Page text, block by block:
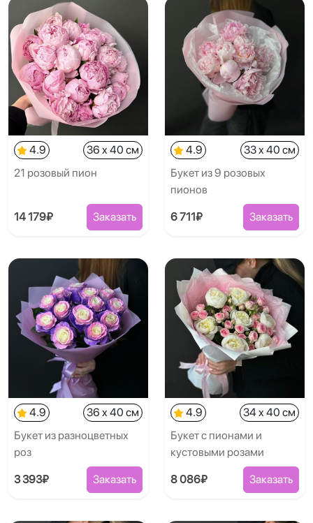
4.9
36 x 40 см
21 розовый пион
14 179₽ Заказать
4.9
33 x 40 см
Букет из 9 розовых
пионов
6 711₽ Заказать
4.9
36 x 40 см
Букет из разноцветных
роз
3 393₽ Заказать
4.9
34 x 40 см
Букет с пионами и
кустовыми розами
8 086₽ Заказать